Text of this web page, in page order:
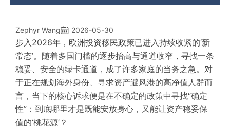
Zephyr Wang 2026-05-30
步入2026年，欧洲投资移民政策已进入持续收紧的‘新
常态’。随着多国门槛的逐步抬高与通道收窄，寻找一条
稳妥、安全的绿卡通道，成了许多家庭的当务之急。对
于正在规划海外身份、寻求资产避风港的高净值人群而
言，当下的核心诉求便是在不确定的政策中寻找“确定
性” ：到底哪里才是既能安放身心，又能让资产稳妥保
值的‘桃花源’？